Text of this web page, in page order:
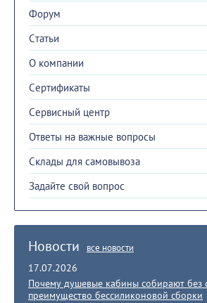
Форум
Cтатьи
О компании
Сертификаты
Сервисный центр
Ответы на важные вопросы
Склады для самовывоза
Задайте свой вопрос
Новости все новости
17.07.2026
Почему душевые кабины собирают без
преимущество бессиликоновой сборки